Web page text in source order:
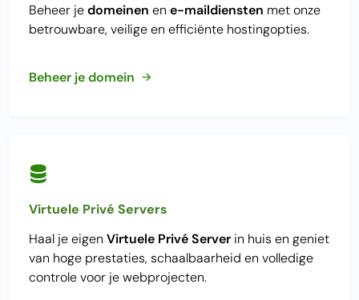
Beheer jedomeinen en e-maildiensten met onze
betrouwbare, veilige en efficiënte hostingopties.
Beheer je domein
Virtuele Privé Servers
Haal je eigen Virtuele Privé Server in huis en geniet
van hoge prestaties, schaalbaarheid en volledige
controle voor je webprojecten.